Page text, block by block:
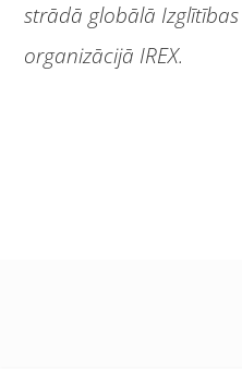
strādā globālā
organizācijā IREX.